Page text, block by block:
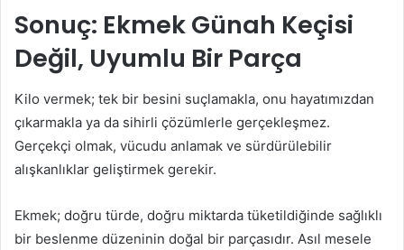
Sonuç: Ekmek Günah Keçisi
Değil, Uyumlu Bir Parça
Kilo vermek; tek bir besini suçlamakla, onu hayatımızdan
çıkarmakla ya da sihirli çözümlerle gerçekleşmez.
Gerçekçi olmak, vücudu anlamak ve sürdürülebilir
alışkanlıklar geliştirmek gerekir.
Ekmek; doğru türde, doğru miktarda tüketildiğinde sağlıklı
bir beslenme düzeninin doğal bir parçasıdır. Asıl mesele